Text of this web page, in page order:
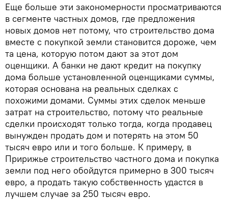
Еще больше эти закономерности просматриваются
в сегменте частных домов, где предложения
новых домов нет потому, что строительство дома
вместе с покупкой земли становится дороже, чем
та цена, которую потом дают за этот дом
оценщики. А банки не дают кредит на покупку
дома больше установленной оценщиками суммы,
которая основана на реальных сделках с
похожими домами. Суммы этих сделок меньше
затрат на строительство, потому что реальные
сделки происходят только тогда, когда продавец
вынужден продать дом и потерять на этом 50
тысяч евро или и того больше. К примеру, в
Пририжье строительство частного дома и покупка
земли под него обойдутся примерно в 300 тысяч
евро, а продать такую собственность удастся в
лучшем случае за 250 тысяч евро.